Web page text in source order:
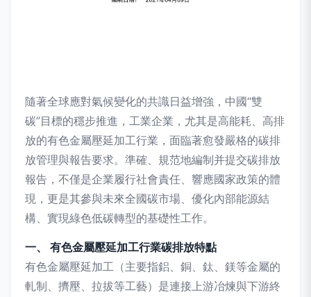
隨著全球應對氣候變化的共識日益增強，中國“雙
碳”目標的穩步推進，工業企業，尤其是高能耗、高排
放的有色金屬壓延加工行業，面臨著愈發嚴格的碳排
放管理與報告要求。準確、規范地編制并提交碳排放
報告，不僅是企業履行社會責任、響應國家政策的體
現，更是其參與未來全國碳市場、優化內部能源結
構、實現綠色低碳轉型的基礎性工作。
一、 有色金屬壓延加工行業碳排放特點
有色金屬壓延加工（主要指鋁、銅、鈦、鎂等金屬的
軋制、擠壓、拉拔等工藝）是連接上游冶煉與下游終